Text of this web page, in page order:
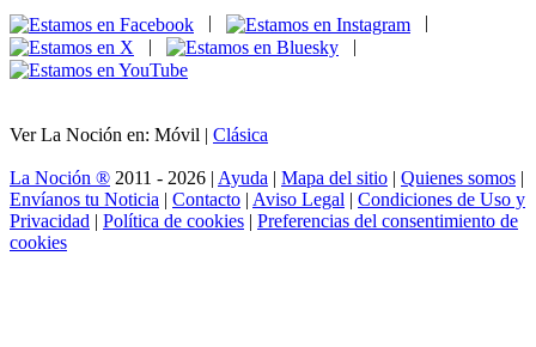
|
|
Ver La Noción en: Móvil | Clásica
La Noción ® 2011 - 2026 | Ayuda | Mapa del sitio | Quienes somos |
Envíanos tu Noticia | Contacto | Aviso Legal | Condiciones de Uso y
Privacidad | Política de cookies | Preferencias del consentimiento de
cookies